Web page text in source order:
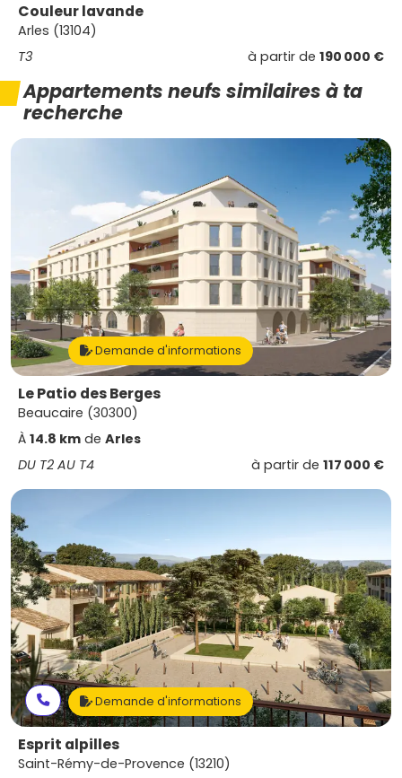
Couleur lavande
Arles (13104)
T3
à partir de 190 000 €
Appartements neufs similaires à ta
recherche
Demande d'informations
Le Patio des Berges
Beaucaire (30300)
À 14.8 km de Arles
DU T2 AU T4
à partir de 117 000 €
Demande d'informations
Esprit alpilles
Saint-Rémy-de-Provence (13210)